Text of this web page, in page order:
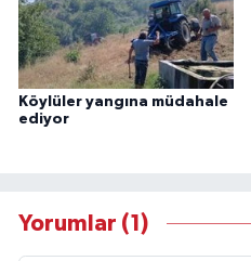
Köylüler yangına müdahale
ediyor
Yorumlar (1)